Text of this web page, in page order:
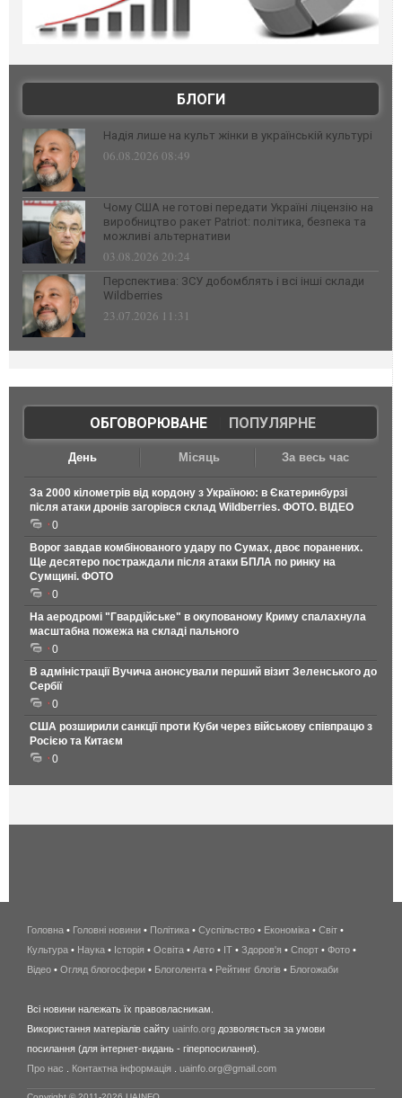
БЛОГИ
Надія лише на культ жінки в українській культурі
06.08.2026 08:49
Чому США не готові передати Україні ліцензію на
виробництво ракет Patriot: політика, безпека та
можливі альтернативи
03.08.2026 20:24
Перспектива: ЗСУ добомблять і всі інші склади
Wildberries
23.07.2026 11:31
ОБГОВОРЮВАНЕ| ПОПУЛЯРНЕ
День Місяць За весь час
За 2000 кілометрів від кордону з Україною: в Єкатеринбурзі
після атаки дронів загорівся склад Wildberries. ФОТО. ВІДЕО
0
Ворог завдав комбінованого удару по Сумах, двоє поранених.
Ще десятеро постраждали після атаки БПЛА по ринку на
Сумщині. ФОТО
0
На аеродромі "Гвардійське" в окупованому Криму спалахнула
масштабна пожежа на складі пального
0
В адміністрації Вучича анонсували перший візит Зеленського до
Сербії
0
США розширили санкції проти Куби через військову співпрацю з
Росією та Китаєм
0
беспроводной
интернет
киев
wimax
в
Головна • Головні новини • Політика • Суспільство • Економіка • Світ •
Культура • Наука • Історія • Освіта • Авто • IT • Здоров'я • Спорт • Фото •
Відео • Огляд блогосфери • Блоголента • Рейтинг блогів • Блогожаби
Всі новини належать їх правовласникам.
Використання матеріалів сайту uainfo.org дозволяється за умови
посилання (для інтернет-видань - гіперпосилання).
Про нас
Контактна інформація uainfo.org@gmail.com